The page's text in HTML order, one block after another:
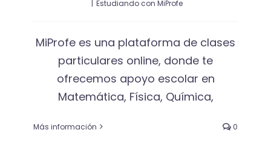
| Estudiando con MiProfe
MiProfe es una plataforma de clases
particulares online, donde te
ofrecemos apoyo escolar en
Matemática, Física, Química,
Más información 0